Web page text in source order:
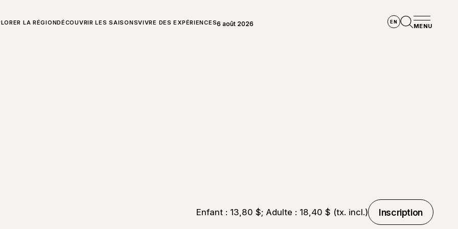
LA RÉGIONDÉCOUVRIR LES SAISONSVIVRE DES EXPÉRIENCES
SUR CHARLEVOIX 6 août 2026
Ouvrir le panneau de la météo
EN
MENU
Enfant : 13,80 $; Adulte : 18,40 $ (tx. incl.)
Inscription